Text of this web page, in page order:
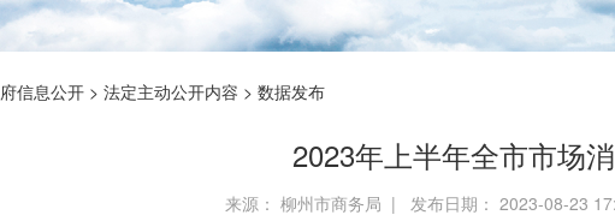
信息公开 > 法定主动公开内容 > 数据发布
2023年上半年全市市场
来源： 柳州市商务局 | 发布日期： 2023-08-23